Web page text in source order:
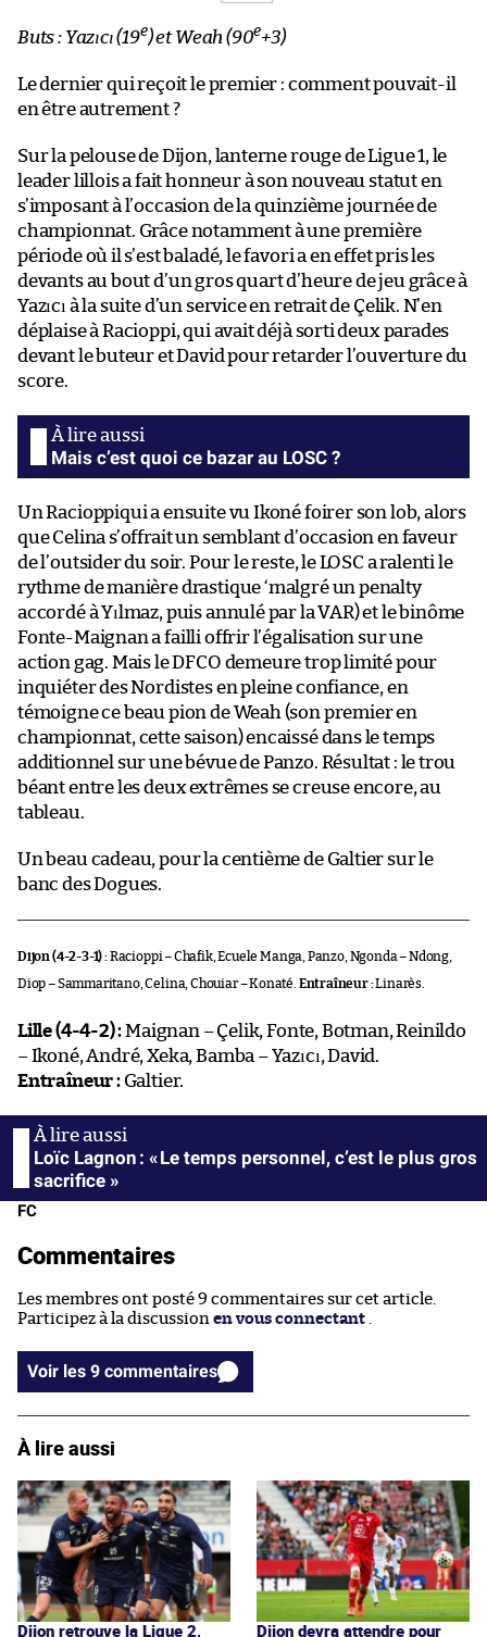
Buts : Yazıcı (19e) et Weah (90e+3)
Le dernier qui reçoit le premier : comment pouvait-il
en être autrement ?
Sur la pelouse de Dijon, lanterne rouge de Ligue 1, le
leader lillois a fait honneur à son nouveau statut en
s’imposant à l’occasion de la quinzième journée de
championnat. Grâce notamment à une première
période où il s’est baladé, le favori a en effet pris les
devants au bout d’un gros quart d’heure de jeu grâce à
Yazıcı à la suite d’un service en retrait de Çelik. N’en
déplaise à Racioppi, qui avait déjà sorti deux parades
devant le buteur et David pour retarder l’ouverture du
score.
Mais c’est quoi ce bazar au LOSC ?
Un Racioppiqui a ensuite vu Ikoné foirer son lob, alors
que Celina s’offrait un semblant d’occasion en faveur
de l’outsider du soir. Pour le reste, le LOSC a ralenti le
rythme de manière drastique ‘malgré un penalty
accordé à Yılmaz, puis annulé par la VAR) et le binôme
Fonte-Maignan a failli offrir l’égalisation sur une
action gag. Mais le DFCO demeure trop limité pour
inquiéter des Nordistes en pleine confiance, en
témoigne ce beau pion de Weah (son premier en
championnat, cette saison) encaissé dans le temps
additionnel sur une bévue de Panzo. Résultat : le trou
béant entre les deux extrêmes se creuse encore, au
tableau.
Un beau cadeau, pour la centième de Galtier sur le
banc des Dogues.
Dijon (4-2-3-1) :Racioppi – Chafik, Ecuele Manga, Panzo, Ngonda – Ndong,
Diop – Sammaritano, Celina, Chouiar – Konaté. Entraîneur :Linarès.
Lille (4-4-2) :Maignan – Çelik, Fonte, Botman, Reinildo
– Ikoné, André, Xeka, Bamba – Yazıcı, David.
Entraîneur :Galtier.
Loïc Lagnon : « Le temps personnel, c’est le plus gros
sacrifice »
FC
Commentaires
Les membres ont posté 9 commentaires sur cet article.
Participez à la discussion en vous connectant
Voir les 9 commentaires
À lire aussi
Dijon retrouve la Ligue 2,
Dijon devra attendre pour